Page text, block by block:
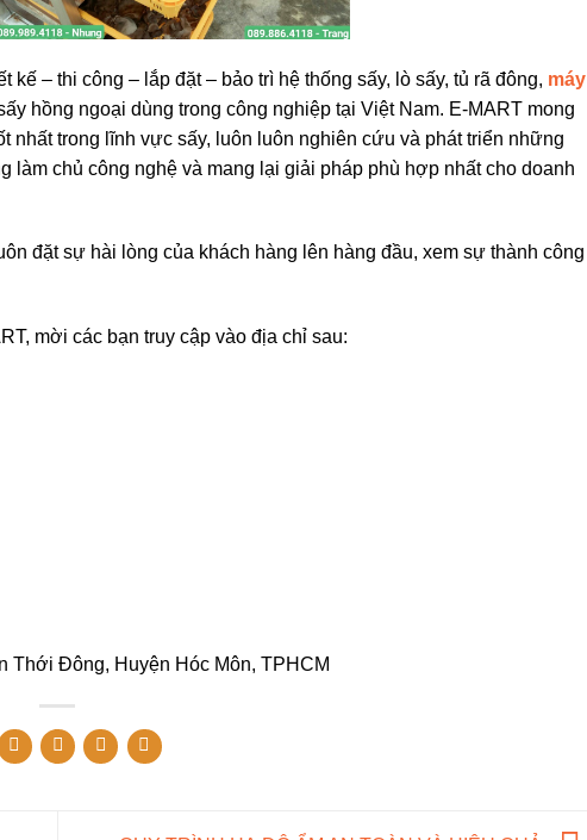
– thi công – lắp đặt – bảo trì hệ thống sấy, lò sấy, tủ rã đông, máy
hồng ngoại dùng trong công nghiệp tại Việt Nam. E-MART mong
trong lĩnh vực sấy, luôn luôn nghiên cứu và phát triển những
làm chủ công nghệ và mang lại giải pháp phù hợp nhất cho doanh
đặt sự hài lòng của khách hàng lên hàng đầu, xem sự thành công
mời các bạn truy cập vào địa chỉ sau:
Thới Đông, Huyện Hóc Môn, TPHCM